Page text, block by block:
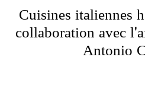
Cuisines italiennes
collaboration avec
Antonio